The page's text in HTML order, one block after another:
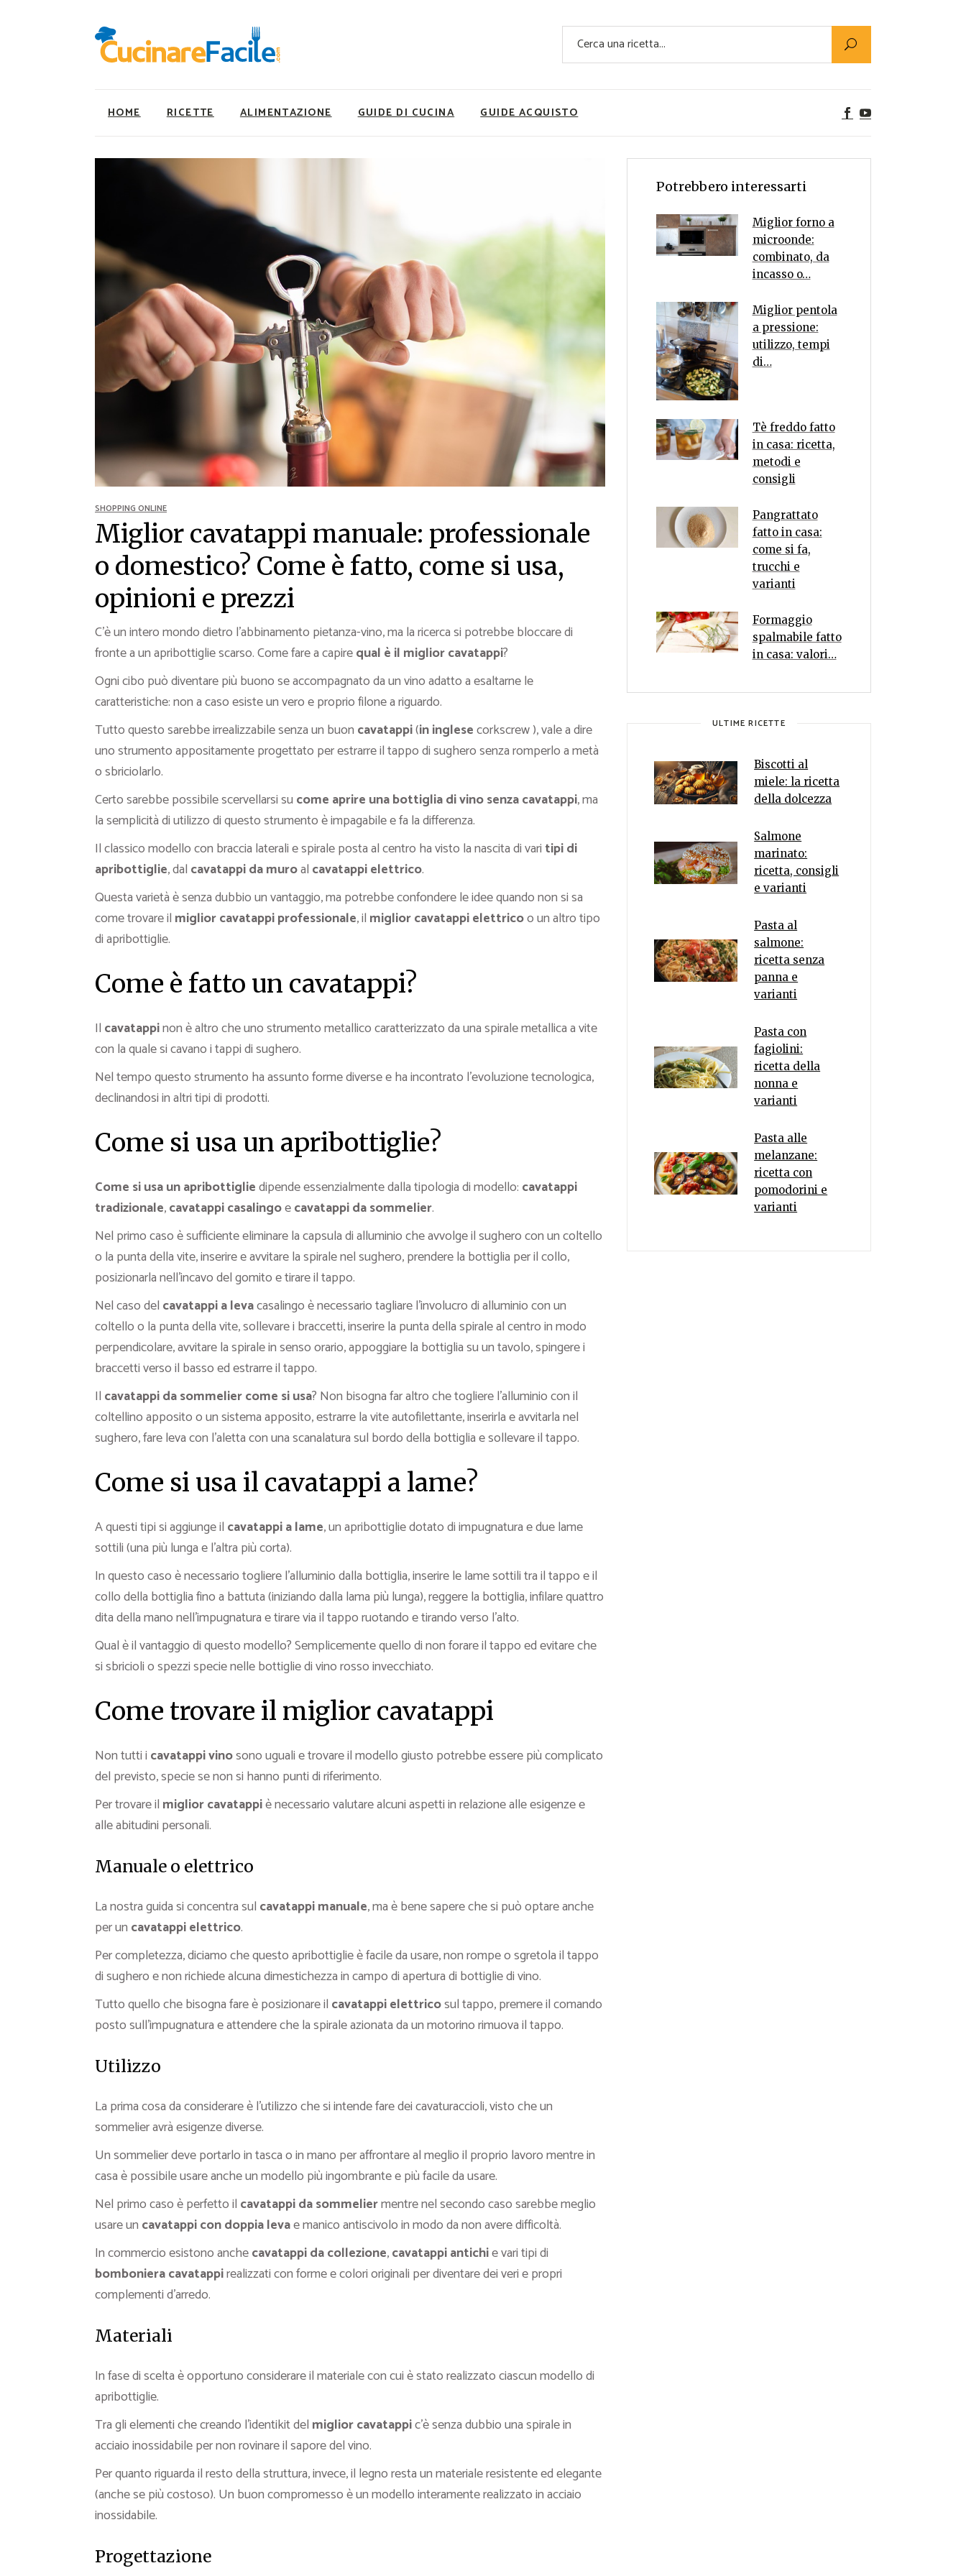
Cerca
HOME RICETTE
Ricette Facili e Veloci
Ricette Primi Piatti
Ricette Antipasti
Ricette Secondi
Ricette Pizze e Rustici
Ricette Contorni
Ricette Piatti unici
Ricette Pesce
Ricette per Ingrediente
ALIMENTAZIONE
Utility
Nutrizionista a tavola
Ricette Vegetariane
Ricette Vegane
Rumors
GUIDE DI CUCINA GUIDE ACQUISTO
Ricette Facili e Veloci
Ricette Primi Piatti
Ricette Dolci
Ricette Carne
Ricette Secondi
Ricette Pesce
Video Ricette
Ricette per Ingrediente
Utility
Super Alimenti
Ricette Vegetariane
Rumors
SHOPPING ONLINE
Miglior cavatappi manuale: professionale
o domestico? Come è fatto, come si usa,
opinioni e prezzi
C’è un intero mondo dietro l’abbinamento pietanza-vino, ma la ricerca si potrebbe bloccare di
fronte a un apribottiglie scarso. Come fare a capirequal è il miglior cavatappi?
Ogni cibo può diventare più buono se accompagnato da un vino adatto a esaltarne le
caratteristiche: non a caso esiste un vero e proprio filone a riguardo.
Tutto questo sarebbe irrealizzabile senza un buon cavatappi(in inglesecorkscrew ), vale a dire
uno strumento appositamente progettato per estrarre il tappo di sughero senza romperlo a metà
o sbriciolarlo.
Certo sarebbe possibile scervellarsi su come aprire una bottiglia di vino senza cavatappi, ma
la semplicità di utilizzo di questo strumento è impagabile e fa la differenza.
Il classico modello con braccia laterali e spirale posta al centro ha visto la nascita di vari tipi di
apribottiglie, dal cavatappi da muroal cavatappi elettrico.
Questa varietà è senza dubbio un vantaggio, ma potrebbe confondere le idee quando non si sa
come trovare il miglior cavatappi professionale, il miglior cavatappi elettricoo un altro tipo
di apribottiglie.
Come è fatto un cavatappi?
Il cavatappinon è altro che uno strumento metallico caratterizzato da una spirale metallica a vite
con la quale si cavano i tappi di sughero.
Nel tempo questo strumento ha assunto forme diverse e ha incontrato l’evoluzione tecnologica,
declinandosi in altri tipi di prodotti.
Come si usa un apribottiglie?
Come si usa un apribottigliedipende essenzialmente dalla tipologia di modello: cavatappi
tradizionale,cavatappi casalingoecavatappi da sommelier.
Nel primo caso è sufficiente eliminare la capsula di alluminio che avvolge il sughero con un coltello
o la punta della vite, inserire e avvitare la spirale nel sughero, prendere la bottiglia per il collo,
posizionarla nell’incavo del gomito e tirare il tappo.
Nel caso del cavatappi a levacasalingo è necessario tagliare l’involucro di alluminio con un
coltello o la punta della vite, sollevare i braccetti, inserire la punta della spirale al centro in modo
perpendicolare, avvitare la spirale in senso orario, appoggiare la bottiglia su un tavolo, spingere i
braccetti verso il basso ed estrarre il tappo.
Il cavatappi da sommelier come si usa? Non bisogna far altro che togliere l’alluminio con il
coltellino apposito o un sistema apposito, estrarre la vite autofilettante, inserirla e avvitarla nel
sughero, fare leva con l’aletta con una scanalatura sul bordo della bottiglia e sollevare il tappo.
Come si usa il cavatappi a lame?
A questi tipi si aggiunge il cavatappi a lame, un apribottiglie dotato di impugnatura e due lame
sottili (una più lunga e l’altra più corta).
In questo caso è necessario togliere l’alluminio dalla bottiglia, inserire le lame sottili tra il tappo e il
collo della bottiglia fino a battuta (iniziando dalla lama più lunga), reggere la bottiglia, infilare quattro
dita della mano nell’impugnatura e tirare via il tappo ruotando e tirando verso l’alto.
Qual è il vantaggio di questo modello? Semplicemente quello di non forare il tappo ed evitare che
si sbricioli o spezzi specie nelle bottiglie di vino rosso invecchiato.
Come trovare il miglior cavatappi
Non tutti i cavatappi vinosono uguali e trovare il modello giusto potrebbe essere più complicato
del previsto, specie se non si hanno punti di riferimento.
Per trovare il miglior cavatappiè necessario valutare alcuni aspetti in relazione alle esigenze e
alle abitudini personali.
Manuale o elettrico
La nostra guida si concentra sul cavatappi manuale, ma è bene sapere che si può optare anche
per un cavatappi elettrico.
Per completezza, diciamo che questo apribottiglie è facile da usare, non rompe o sgretola il tappo
di sughero e non richiede alcuna dimestichezza in campo di apertura di bottiglie di vino.
Tutto quello che bisogna fare è posizionare il cavatappi elettricosul tappo, premere il comando
posto sull’impugnatura e attendere che la spirale azionata da un motorino rimuova il tappo.
Utilizzo
La prima cosa da considerare è l’utilizzo che si intende fare dei cavaturaccioli, visto che un
sommelier avrà esigenze diverse.
Un sommelier deve portarlo in tasca o in mano per affrontare al meglio il proprio lavoro mentre in
casa è possibile usare anche un modello più ingombrante e più facile da usare.
Nel primo caso è perfetto il cavatappi da sommeliermentre nel secondo caso sarebbe meglio
usare un cavatappi con doppia levae manico antiscivolo in modo da non avere difficoltà.
In commercio esistono anchecavatappi da collezione,cavatappi antichie vari tipi di
bomboniera cavatappirealizzati con forme e colori originali per diventare dei veri e propri
complementi d’arredo.
Materiali
In fase di scelta è opportuno considerare il materiale con cui è stato realizzato ciascun modello di
apribottiglie.
Tra gli elementi che creando l’identikit del miglior cavatappic’è senza dubbio una spirale in
acciaio inossidabile per non rovinare il sapore del vino.
Per quanto riguarda il resto della struttura, invece, il legno resta un materiale resistente ed elegante
(anche se più costoso). Un buon compromesso è un modello interamente realizzato in acciaio
inossidabile.
Progettazione
Potrebbero interessarti
Miglior forno a
microonde:
combinato, da
incasso o…
Miglior pentola
a pressione:
utilizzo, tempi
di…
Tè freddo fatto
in casa: ricetta,
metodi e
consigli
Pangrattato
fatto in casa:
come si fa,
trucchi e
varianti
Formaggio
spalmabile fatto
in casa: valori…
ULTIME RICETTE
Biscotti al
miele: la ricetta
della dolcezza
Salmone
marinato:
ricetta, consigli
e varianti
Pasta al
salmone:
ricetta senza
panna e
varianti
Pasta con
fagiolini:
ricetta della
nonna e
varianti
Pasta alle
melanzane:
ricetta con
pomodorini e
varianti